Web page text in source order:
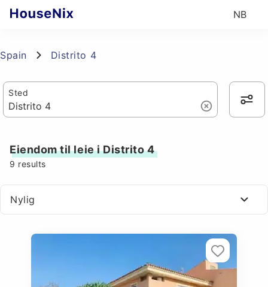
NB
Spain Distrito 4
Sted
Eiendom til leie i Distrito 4
9 results
Nylig